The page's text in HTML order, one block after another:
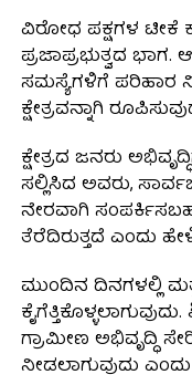
ವಿರೋಧ ಪಕ್ಷಗಳ ಟೀಕೆ
ಪ್ರಜಾಪ್ರಭುತ್ವದ
ಸಮಸ್ಯೆಗಳಿಗೆ ಪರಿಹಾರ
ಕ್ಷೇತ್ರವನ್ನಾಗಿ
ಕ್ಷೇತ್ರದ ಜನರು
ಸಲ್ಲಿಸಿದ ಅವರು,
ನೇರವಾಗಿ
ತೆರೆದಿರುತ್ತದೆ ಎಂದು
ಮುಂದಿನ ದಿನಗಳಲ್ಲಿ
ಗ್ರಾಮೀಣ ಅಭಿವೃದ್ಧಿ
ನೀಡಲಾಗುವುದು